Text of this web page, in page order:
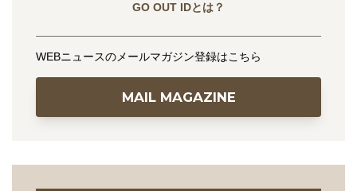
GO OUT IDとは？
WEBニュースのメールマガジン登録はこちら
MAIL MAGAZINE